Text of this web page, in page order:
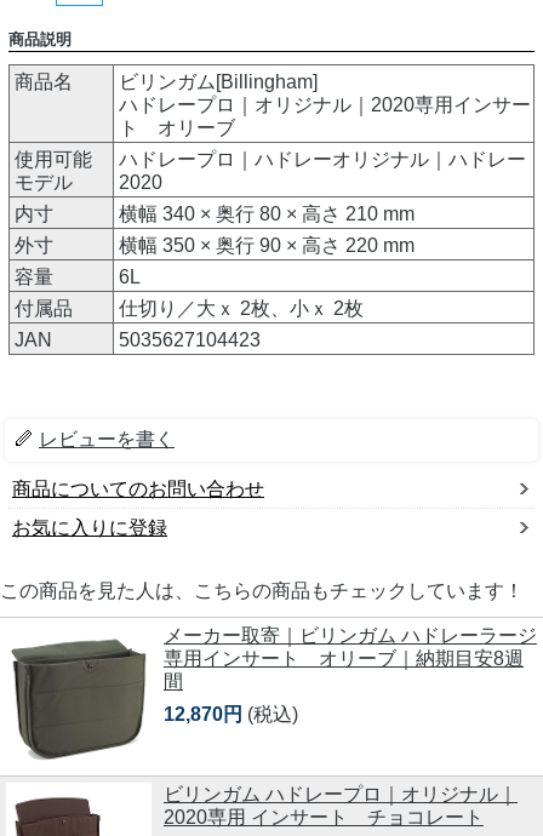
商品説明
商品名
ビリンガム[Billingham]
ハドレープロ｜オリジナル｜2020専用インサー
ト オリーブ
使用可能
モデル
ハドレープロ｜ハドレーオリジナル｜ハドレー
2020
内寸
横幅 340 × 奥行 80 × 高さ 210 mm
外寸
横幅 350 × 奥行 90 × 高さ 220 mm
容量
6L
付属品
仕切り／大ｘ 2枚、小ｘ 2枚
JAN
5035627104423
レビューを書く
商品についてのお問い合わせ
お気に入りに登録
この商品を見た人は、こちらの商品もチェックしています！
メーカー取寄｜ビリンガム ハドレーラージ
専用インサート オリーブ｜納期目安8週
間
12,870円 (税込)
ビリンガム ハドレープロ｜オリジナル｜
2020専用 インサート チョコレート